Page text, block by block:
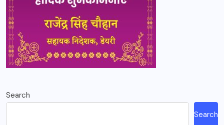
Search
Search